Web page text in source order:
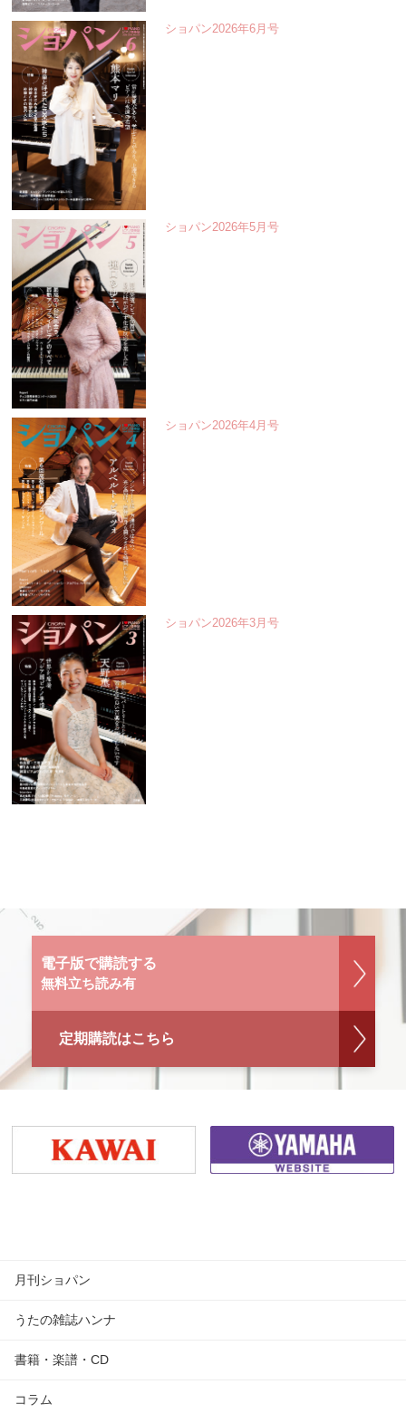
ショパン2026年6月号
ショパン2026年5月号
ショパン2026年4月号
ショパン2026年3月号
電子版で購読する
無料立ち読み有
定期購読はこちら
月刊ショパン
うたの雑誌ハンナ
書籍・楽譜・CD
コラム